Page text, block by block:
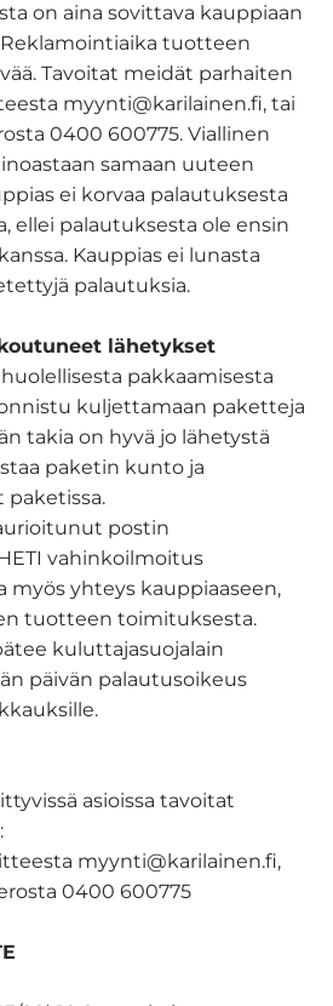
on aina sovittava kauppiaan
tuotteen
Tavoitat meidät parhaiten
myynti@karilainen.fi, tai
0400 600775. Viallinen
samaan uuteen
ei korvaa palautuksesta
ellei palautuksesta ole ensin
Kauppias ei lunasta
palautuksia.
lähetykset
pakkaamisesta
kuljettamaan paketteja
takia on hyvä jo lähetystä
paketin kunto ja
paketissa.
postin
vahinkoilmoitus
myös yhteys kauppiaaseen,
tuotteen toimituksesta.
kuluttajasuojalain
päivän palautusoikeus
asioissa tavoitat
myynti@karilainen.fi,
0400 600775